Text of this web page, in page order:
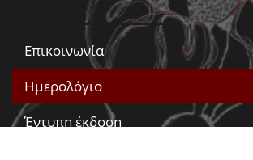
Επικοινωνία
Ημερολόγιο
Έντυπη έκδοση